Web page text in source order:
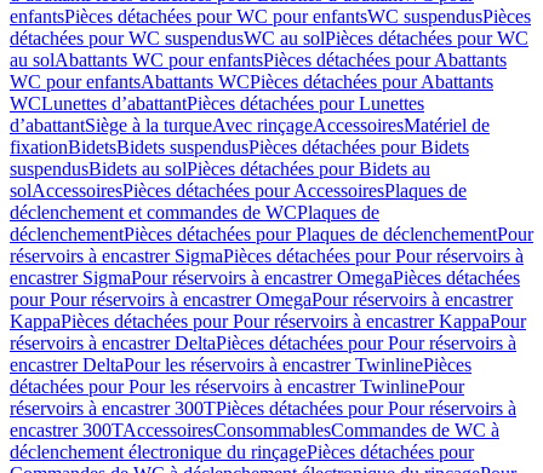
enfantsPièces détachées pour WC pour enfantsWC suspendusPièces
détachées pour WC suspendusWC au solPièces détachées pour WC
au solAbattants WC pour enfantsPièces détachées pour Abattants
WC pour enfantsAbattants WCPièces détachées pour Abattants
WCLunettes d’abattantPièces détachées pour Lunettes
d’abattantSiège à la turqueAvec rinçageAccessoiresMatériel de
fixationBidetsBidets suspendusPièces détachées pour Bidets
suspendusBidets au solPièces détachées pour Bidets au
solAccessoiresPièces détachées pour AccessoiresPlaques de
déclenchement et commandes de WCPlaques de
déclenchementPièces détachées pour Plaques de déclenchementPour
réservoirs à encastrer SigmaPièces détachées pour Pour réservoirs à
encastrer SigmaPour réservoirs à encastrer OmegaPièces détachées
pour Pour réservoirs à encastrer OmegaPour réservoirs à encastrer
KappaPièces détachées pour Pour réservoirs à encastrer KappaPour
réservoirs à encastrer DeltaPièces détachées pour Pour réservoirs à
encastrer DeltaPour les réservoirs à encastrer TwinlinePièces
détachées pour Pour les réservoirs à encastrer TwinlinePour
réservoirs à encastrer 300TPièces détachées pour Pour réservoirs à
encastrer 300TAccessoiresConsommablesCommandes de WC à
déclenchement électronique du rinçagePièces détachées pour